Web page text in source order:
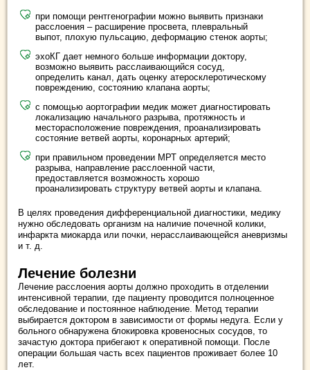
при помощи рентгенографии можно выявить признаки
расслоения – расширение просвета, плевральный
выпот, плохую пульсацию, деформацию стенок аорты;
эхоКГ дает немного больше информации доктору,
возможно выявить расслаивающийся сосуд,
определить канал, дать оценку атеросклеротическому
повреждению, состоянию клапана аорты;
с помощью аортографии медик может диагностировать
локализацию начального разрыва, протяжность и
месторасположение повреждения, проанализировать
состояние ветвей аорты, коронарных артерий;
при правильном проведении МРТ определяется место
разрыва, направление расслоенной части,
предоставляется возможность хорошо
проанализировать структуру ветвей аорты и клапана.
В целях проведения дифференциальной диагностики, медику
нужно обследовать организм на наличие почечной колики,
инфаркта миокарда или почки, нерасслаивающейся аневризмы
и т. д.
Лечение болезни
Лечение расслоения аорты должно проходить в отделении
интенсивной терапии, где пациенту проводится полноценное
обследование и постоянное наблюдение. Метод терапии
выбирается доктором в зависимости от формы недуга. Если у
больного обнаружена блокировка кровеносных сосудов, то
зачастую доктора прибегают к оперативной помощи. После
операции большая часть всех пациентов проживает более 10
лет.